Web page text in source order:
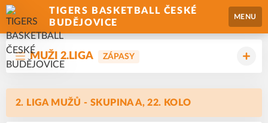
TIGERS BASKETBALL ČESKÉ
BUDĚJOVICE
MENU
MUŽI 2.LIGA ZÁPASY
2. LIGA MUŽŮ - SKUPINA A, 22. KOLO